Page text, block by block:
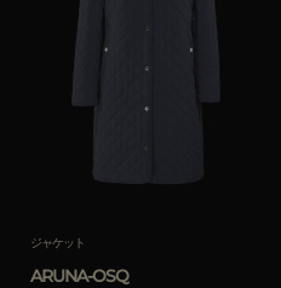
ジャケット
ARUNA-OSQ